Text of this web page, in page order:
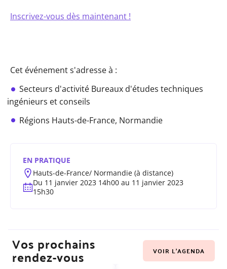
Inscrivez-vous dès maintenant !
Cet événement s'adresse à :
Secteurs d'activité Bureaux d'études techniques
ingénieurs et conseils
Régions Hauts-de-France, Normandie
EN PRATIQUE
Hauts-de-France/ Normandie (à distance)
Du 11 janvier 2023 14h00 au 11 janvier 2023
15h30
Vos prochains
rendez-vous VOIR L'AGENDA